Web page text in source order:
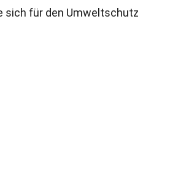
sich für den Umweltschutz